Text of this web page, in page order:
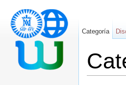
Categoría